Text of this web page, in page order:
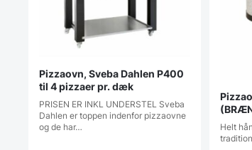
Pizzaovn, Sveba Dahlen P400
til 4 pizzaer pr. dæk
PRISEN ER INKL UNDERSTEL Sveba
Dahlen er toppen indenfor pizzaovne
og de har…
Helt